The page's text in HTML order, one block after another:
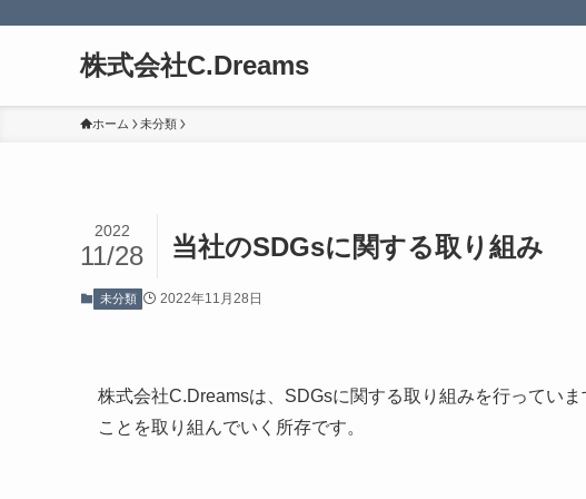
株式会社C.Dreams
ホーム 未分類
当社のSDGsに関する取り組み
2022
11/28
未分類 2022年11月28日
株式会社C.Dreamsは、SDGsに関する取り組みを行ってい
ことを取り組んでいく所存です。